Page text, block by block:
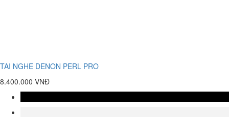
TAI NGHE DENON PERL PRO
8.400.000 VNĐ